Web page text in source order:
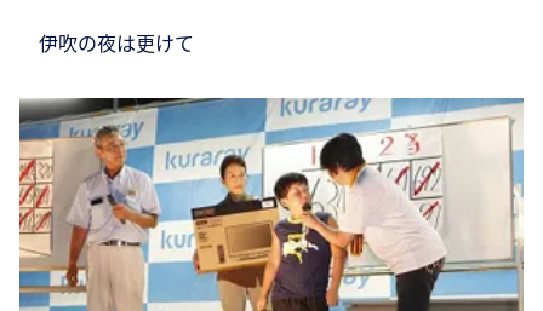
伊吹の夜は更けて